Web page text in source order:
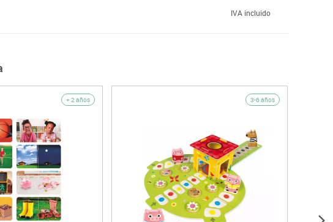
IVA incluido
+ 2 años 3-6 años